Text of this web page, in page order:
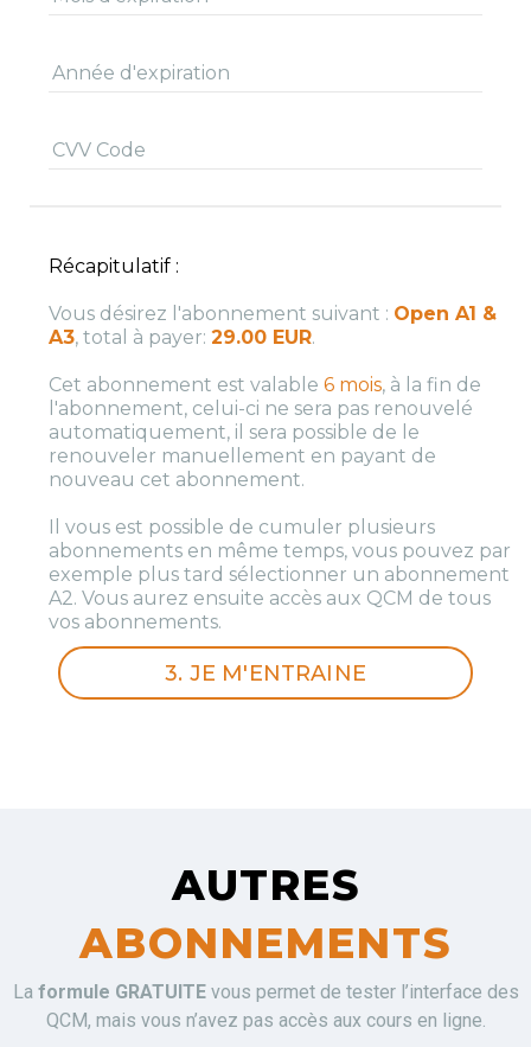
Année d'expiration
CVV Code
Récapitulatif :
Vous désirez l'abonnement suivant : Open A1 &
A3, total à payer: 29.00 EUR.
Cet abonnement est valable 6 mois, à la fin de
l'abonnement, celui-ci ne sera pas renouvelé
automatiquement, il sera possible de le
renouveler manuellement en payant de
nouveau cet abonnement.
Il vous est possible de cumuler plusieurs
abonnements en même temps, vous pouvez par
exemple plus tard sélectionner un abonnement
A2. Vous aurez ensuite accès aux QCM de tous
vos abonnements.
3. JE M'ENTRAINE
AUTRES
ABONNEMENTS
La formule GRATUITE vous permet de tester l’interface des
QCM, mais vous n’avez pas accès aux cours en ligne.